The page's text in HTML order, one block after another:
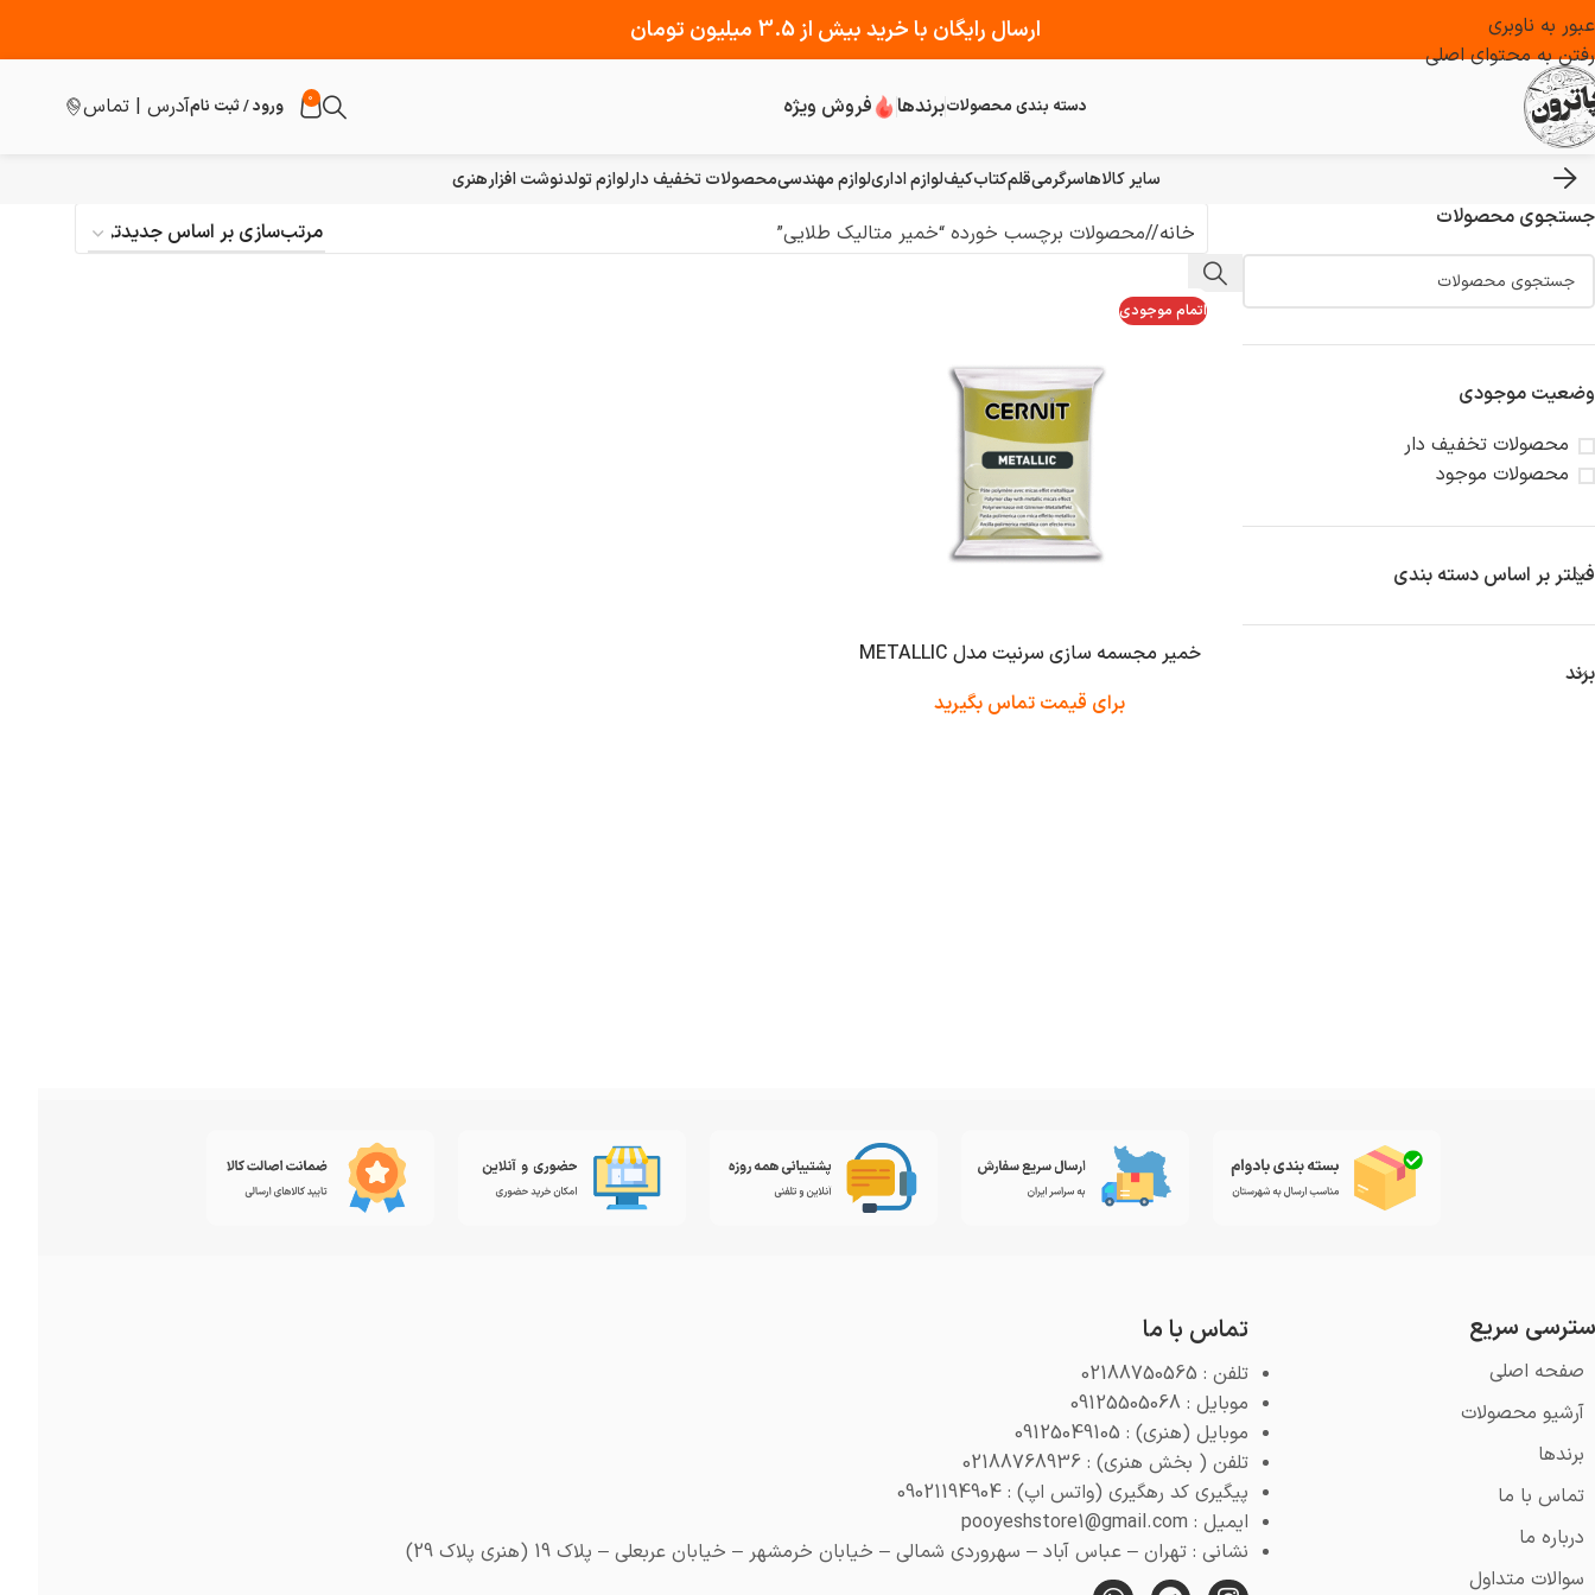
عبور به ناوبری
رفتن به محتوای اصلی
ارسال رایگان با خرید بیش از 3.5 میلیون تومان
دسته بندی محصولاتبرندها فروش ویژه 0 ورود / ثبت نامآدرس | تماس
سایر کالاهاسرگرمیقلمکتابکیفلوازم اداریلوازم مهندسیمحصولات تخفیف دارلوازم تولدنوشت افزارهنری
جستجوی محصولات
وضعیت موجودی
محصولات تخفیف دار
محصولات موجود
فیلتر بر اساس دسته بندی
برند
خانه/ محصولات برچسب خورده “خمیر متالیک طلایی”
اتمام موجودی
خمیر مجسمه سازی سرنیت مدل METALLIC
برای قیمت تماس بگیرید
سریع
صفحه اصلی
آرشیو محصولات
برندها
تماس با ما
درباره ما
سوالات متداول
تماس با ما
تلفن : 02188750565
موبایل : 09125505068
موبایل (هنری) : 09125049105
تلفن ( بخش هنری) : 02188768936
پیگیری کد رهگیری (واتس اپ) : 09021194904
ایمیل : pooyeshstore1@gmail.com
نشانی : تهران – عباس آباد – سهروردی شمالی – خیابان خرمشهر – خیابان عربعلی – پلاک 19 (هنری پلاک 29)